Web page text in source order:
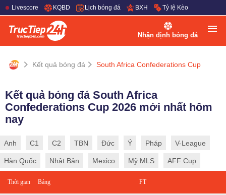
Livescore KQBD Lịch bóng đá BXH Tỷ lệ Kèo
Nhận định bóng đá
Kết quả bóng đá South Africa Confederations Cup
Kết quả bóng đá South Africa
Confederations Cup 2026 mới nhất hôm
nay
Anh C1 C2 TBN Đức Ý Pháp V-League
Hàn Quốc Nhật Bản Mexico Mỹ MLS AFF Cup
Thời gian Bảng FT